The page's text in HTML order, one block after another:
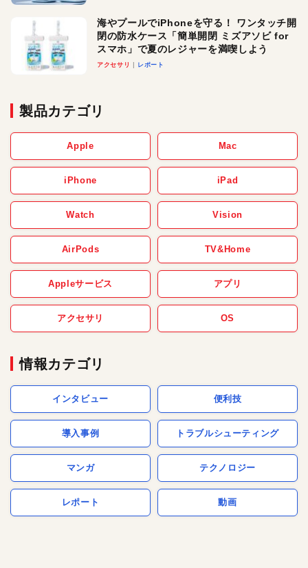
海やプールでiPhoneを守る！ ワンタッチ開
閉の防水ケース「簡単開閉 ミズアソビ for
スマホ」で夏のレジャーを満喫しよう
アクセサリ レポート
製品カテゴリ
Apple Mac
iPhone iPad
Watch Vision
AirPods TV&Home
Appleサービス アプリ
アクセサリ OS
情報カテゴリ
インタビュー 便利技
導入事例 トラブルシューティング
マンガ テクノロジー
レポート 動画